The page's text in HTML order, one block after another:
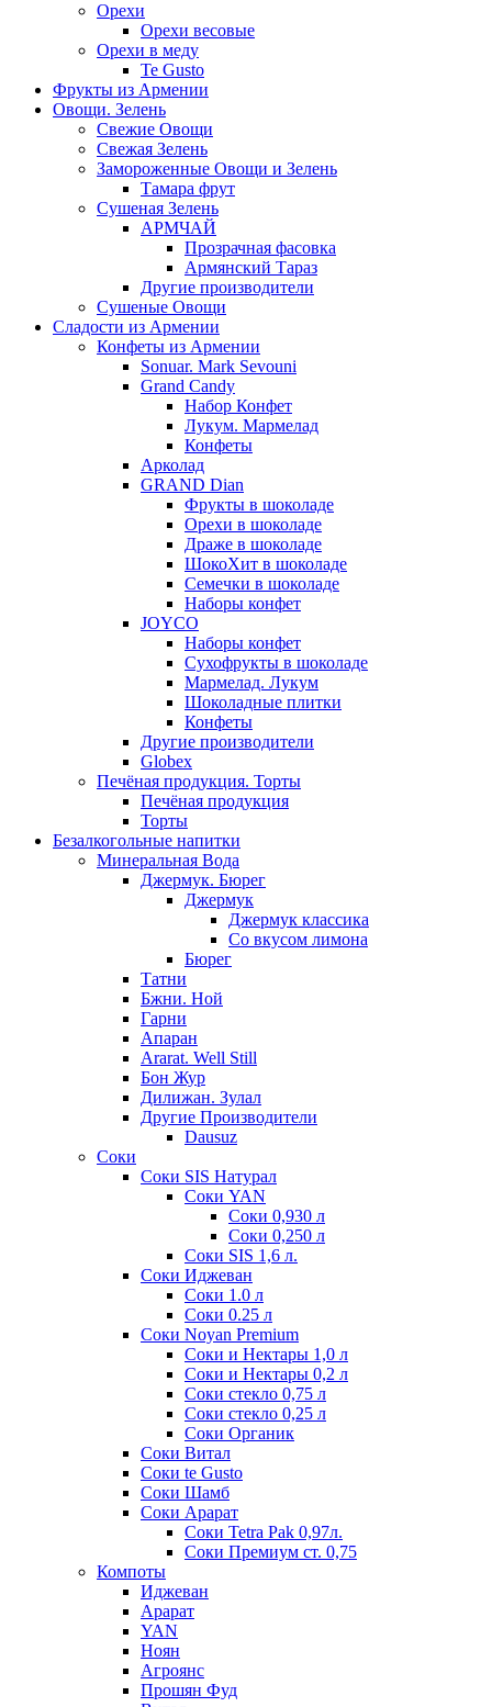
Орехи
Орехи весовые
Орехи в меду
Te Gusto
Фрукты из Армении
Овощи. Зелень
Свежие Овощи
Свежая Зелень
Замороженные Овощи и Зелень
Тамара фрут
Сушеная Зелень
АРМЧАЙ
Прозрачная фасовка
Армянский Тараз
Другие производители
Сушеные Овощи
Сладости из Армении
Конфеты из Армении
Sonuar. Mark Sevouni
Grand Candy
Набор Конфет
Лукум. Мармелад
Конфеты
Арколад
GRAND Dian
Фрукты в шоколаде
Орехи в шоколаде
Драже в шоколаде
ШокоХит в шоколаде
Семечки в шоколаде
Наборы конфет
JOYCO
Наборы конфет
Сухофрукты в шоколаде
Мармелад. Лукум
Шоколадные плитки
Конфеты
Другие производители
Globex
Печёная продукция. Торты
Печёная продукция
Торты
Безалкогольные напитки
Минеральная Вода
Джермук. Бюрег
Джермук
Джермук классика
Со вкусом лимона
Бюрег
Татни
Бжни. Ной
Гарни
Апаран
Ararat. Well Still
Бон Жур
Дилижан. Зулал
Другие Производители
Dausuz
Соки
Соки SIS Натурал
Соки YAN
Соки 0,930 л
Соки 0,250 л
Соки SIS 1,6 л.
Соки Иджеван
Соки 1.0 л
Соки 0.25 л
Соки Noyan Premium
Соки и Нектары 1,0 л
Соки и Нектары 0,2 л
Соки стекло 0,75 л
Соки стекло 0,25 л
Соки Органик
Соки Витал
Соки te Gusto
Соки Шамб
Соки Арарат
Соки Tetra Pak 0,97л.
Соки Премиум ст. 0,75
Компоты
Иджеван
Арарат
YAN
Ноян
Агроянс
Прошян Фуд